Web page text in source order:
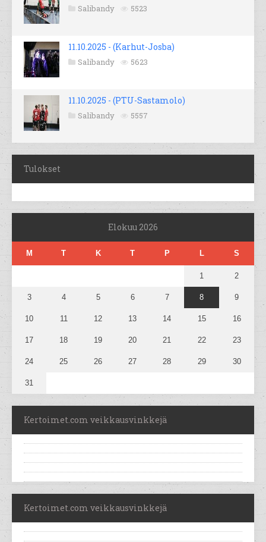
Salibandy 5523
11.10.2025 - (Karhut-Josba)
Salibandy 5623
11.10.2025 - (PTU-Sastamolo)
Salibandy 5557
Tulokset
Elokuu 2026
M T K T P L S
1 2
3 4 5 6 7 8 9
10 11 12 13 14 15 16
17 18 19 20 21 22 23
24 25 26 27 28 29 30
31
Kertoimet.com veikkausvinkkejä
Kertoimet.com veikkausvinkkejä